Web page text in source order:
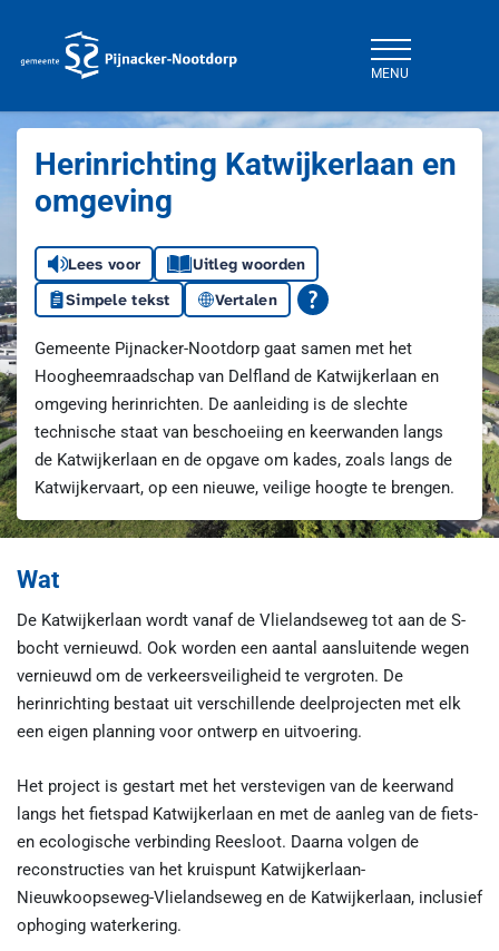
MENU
Herinrichting Katwijkerlaan en
omgeving
Lees voor
Uitleg woorden
Simpele tekst
Vertalen
Gemeente Pijnacker-Nootdorp gaat samen met het
Hoogheemraadschap van Delfland de Katwijkerlaan en
omgeving herinrichten. De aanleiding is de slechte
technische staat van beschoeiing en keerwanden langs
de Katwijkerlaan en de opgave om kades, zoals langs de
Katwijkervaart, op een nieuwe, veilige hoogte te brengen.
Wat
De Katwijkerlaan wordt vanaf de Vlielandseweg tot aan de S-
bocht vernieuwd. Ook worden een aantal aansluitende wegen
vernieuwd om de verkeersveiligheid te vergroten. De
herinrichting bestaat uit verschillende deelprojecten met elk
een eigen planning voor ontwerp en uitvoering.
Het project is gestart met het verstevigen van de keerwand
langs het fietspad Katwijkerlaan en met de aanleg van de fiets-
en ecologische verbinding Reesloot. Daarna volgen de
reconstructies van het kruispunt Katwijkerlaan-
Nieuwkoopseweg-Vlielandseweg en de Katwijkerlaan, inclusief
ophoging waterkering.